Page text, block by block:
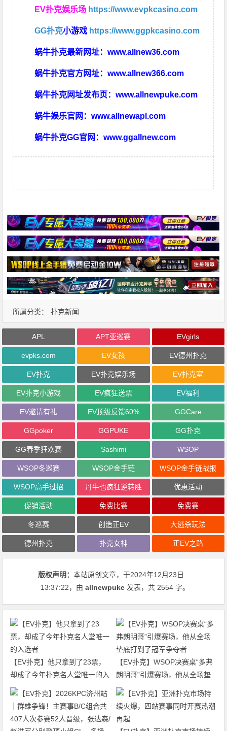
EV扑克娱乐场 https://www.evpkcasino.com
GG扑克小游戏 https://www.ggpkcasino.com
蜗牛扑克最新网址：www.allnew36.com
蜗牛扑克官方网址：www.allnew366.com
蜗牛扑克网址发布页：www.allnewpuke.com
蜗牛娱乐官网：www.allnewapl.com
蜗牛扑克GG官网：www.ggallnew.com
所属分类： 扑克新闻
APL APT亚巡赛 EVgirls
evpks.com EV女孩 EV德州扑克
EV扑克 EV扑克娱乐场 EV扑克室
EV扑克小游戏 EV疯狂送票 EV福利
EV邀请有礼 EV顶级反馈60% GGCare
GGpoker GGPUKE GG扑克
GG春季狂欢赛 Sashimi WSOP
WSOP冬巡赛 WSOP金手链 WSOP金手链战报
WSOP高手过招 丹牛也疯狂逆转胜 优惠活动
促销活动 免费比赛 免费赛
冬巡赛 创造正EV 大逃杀玩法
德州扑克 扑克女神 正EV之路
版权声明：本站原创文章，于2024年12月23日
13:37:22，由allnewpuke 发表，共 2554 字。
【EV扑克】他只拿到了23票，
却成了今年扑克名人堂唯一的入
选者
【EV扑克】WSOP决赛桌“多弗
朗明哥”引爆赛场，他从全场垫
底打到了冠军争夺者